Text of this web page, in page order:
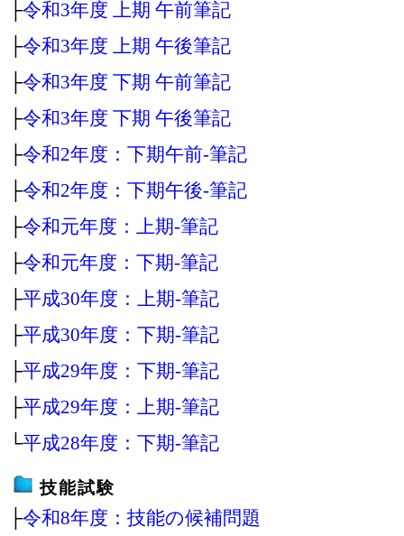
├令和3年度 上期 午前筆記
├令和3年度 上期 午後筆記
├令和3年度 下期 午前筆記
├令和3年度 下期 午後筆記
├令和2年度：下期午前‐筆記
├令和2年度：下期午後‐筆記
├令和元年度：上期‐筆記
├令和元年度：下期‐筆記
├平成30年度：上期‐筆記
├平成30年度：下期‐筆記
├平成29年度：下期‐筆記
├平成29年度：上期‐筆記
└平成28年度：下期‐筆記
技能試験
├令和8年度：技能の候補問題